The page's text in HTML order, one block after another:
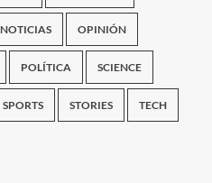
NOTICIAS OPINIÓN
POLÍTICA SCIENCE
SPORTS STORIES TECH